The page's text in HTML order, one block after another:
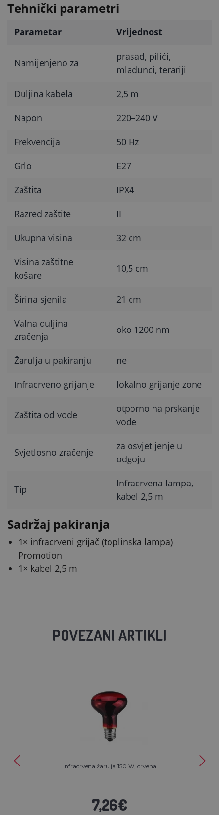
Tehnički parametri
Parametar Vrijednost
Namijenjeno za
prasad, pilići,
mladunci, terariji
Duljina kabela 2,5 m
Napon 220–240 V
Frekvencija 50 Hz
Grlo E27
Zaštita IPX4
Razred zaštite II
Ukupna visina 32 cm
Visina zaštitne
košare
10,5 cm
Širina sjenila 21 cm
Valna duljina
zračenja
oko 1200 nm
Žarulja u pakiranju ne
Infracrveno grijanje lokalno grijanje zone
Zaštita od vode
otporno na prskanje
vode
Svjetlosno zračenje
za osvjetljenje u
odgoju
Tip
Infracrvena lampa,
kabel 2,5 m
Sadržaj pakiranja
1× infracrveni grijač (toplinska lampa)
Promotion
1× kabel 2,5 m
POVEZANI ARTIKLI
Infracrvena žarulja 150 W, crvena
7,26€